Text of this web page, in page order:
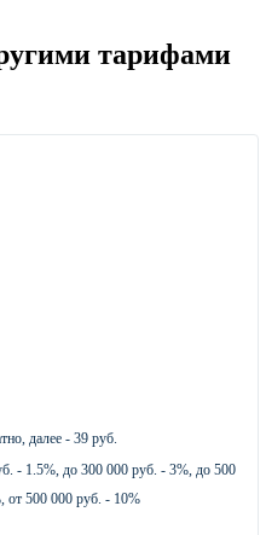
тарифами
далее - 39 руб.
- 1.5%, до 300 000 руб. - 3%, до 500
от 500 000 руб. - 10%